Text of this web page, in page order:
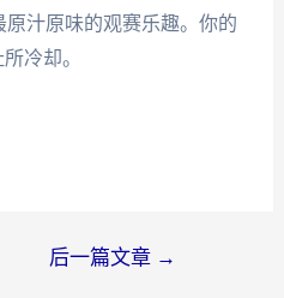
汁原味的观赛乐趣。你的
冷却。
后一篇文章 →